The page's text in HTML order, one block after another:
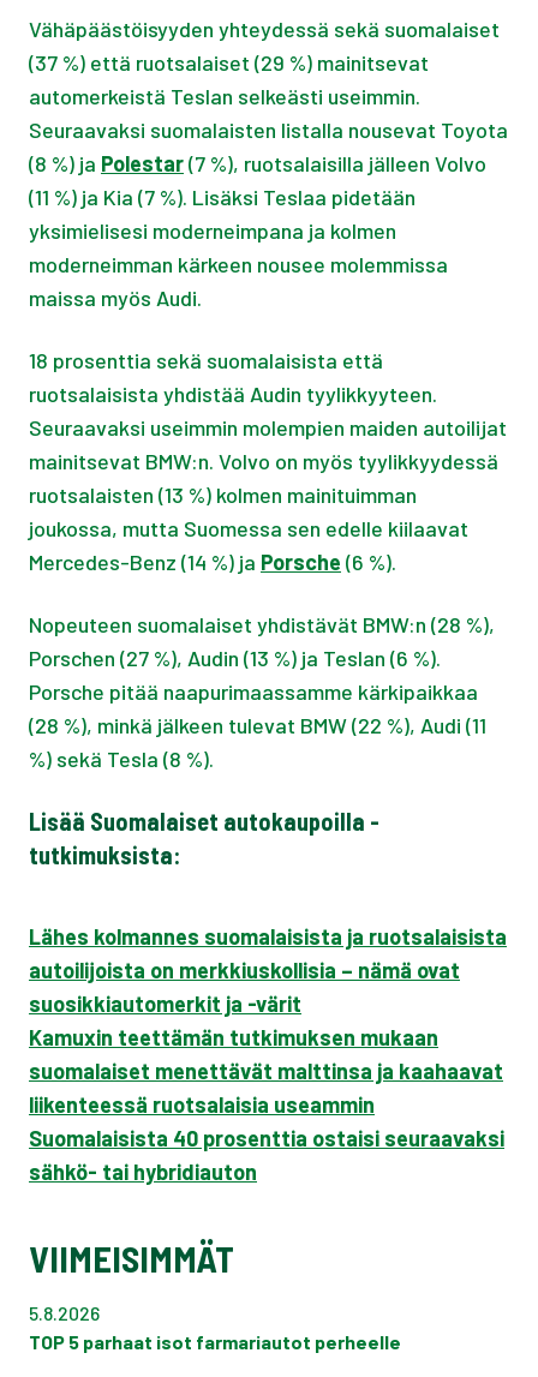
Vähäpäästöisyyden yhteydessä sekä suomalaiset
(37 %) että ruotsalaiset (29 %) mainitsevat
automerkeistä Teslan selkeästi useimmin.
Seuraavaksi suomalaisten listalla nousevat Toyota
(8 %) ja Polestar(7 %), ruotsalaisilla jälleen Volvo
(11 %) ja Kia (7 %). Lisäksi Teslaa pidetään
yksimielisesi moderneimpana ja kolmen
moderneimman kärkeen nousee molemmissa
maissa myös Audi.
18 prosenttia sekä suomalaisista että
ruotsalaisista yhdistää Audin tyylikkyyteen.
Seuraavaksi useimmin molempien maiden autoilijat
mainitsevat BMW:n. Volvo on myös tyylikkyydessä
ruotsalaisten (13 %) kolmen mainituimman
joukossa, mutta Suomessa sen edelle kiilaavat
Mercedes-Benz (14 %) ja Porsche (6 %).
Nopeuteen suomalaiset yhdistävät BMW:n (28 %),
Porschen (27 %), Audin (13 %) ja Teslan (6 %).
Porsche pitää naapurimaassamme kärkipaikkaa
(28 %), minkä jälkeen tulevat BMW (22 %), Audi (11
%) sekä Tesla (8 %).
Lisää Suomalaiset autokaupoilla -
tutkimuksista:
Lähes kolmannes suomalaisista ja ruotsalaisista
autoilijoista on merkkiuskollisia – nämä ovat
suosikkiautomerkit ja -värit
Kamuxin teettämän tutkimuksen mukaan
suomalaiset menettävät malttinsa ja kaahaavat
liikenteessä ruotsalaisia useammin
Suomalaisista 40 prosenttia ostaisi seuraavaksi
sähkö- tai hybridiauton
VIIMEISIMMÄT
5.8.2026
TOP 5 parhaat isot farmariautot perheelle